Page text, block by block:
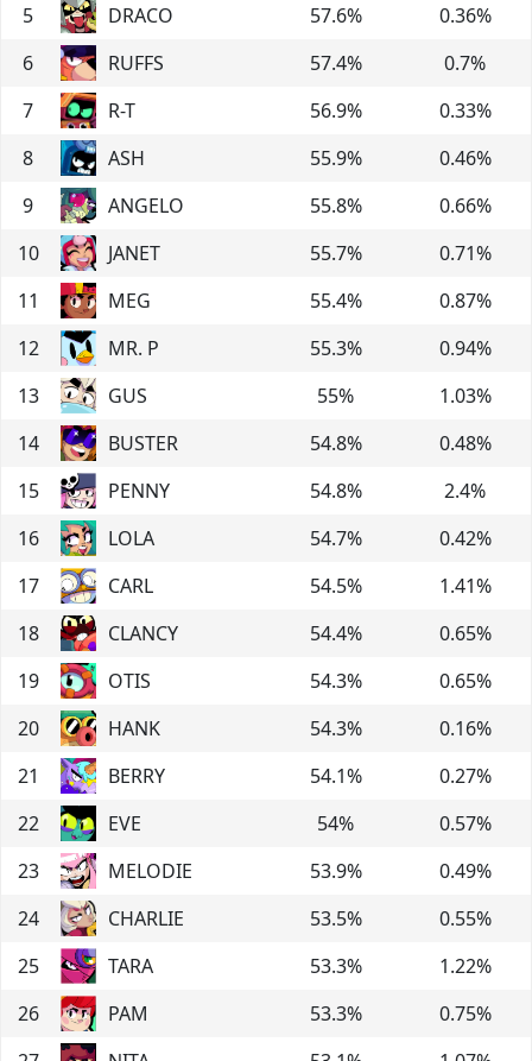
5
DRACO 57.6% 0.36%
6
RUFFS 57.4% 0.7%
7
R-T 56.9% 0.33%
8
ASH 55.9% 0.46%
9
ANGELO 55.8% 0.66%
10
JANET 55.7% 0.71%
11
MEG 55.4% 0.87%
12
MR. P 55.3% 0.94%
13
GUS 55% 1.03%
14
BUSTER 54.8% 0.48%
15
PENNY 54.8% 2.4%
16
LOLA 54.7% 0.42%
17
CARL 54.5% 1.41%
18
CLANCY 54.4% 0.65%
19
OTIS 54.3% 0.65%
20
HANK 54.3% 0.16%
21
BERRY 54.1% 0.27%
22
EVE 54% 0.57%
23
MELODIE 53.9% 0.49%
24
CHARLIE 53.5% 0.55%
25
TARA 53.3% 1.22%
26
PAM 53.3% 0.75%